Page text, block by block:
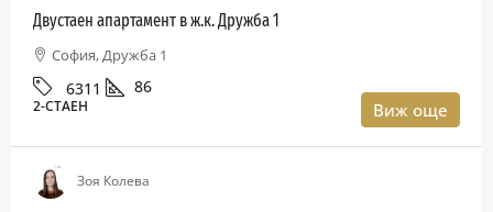
Двустаен апартамент в ж.к. Дружба 1
София, Дружба 1
6311 86
2-СТАЕН Виж още
Зоя Колева